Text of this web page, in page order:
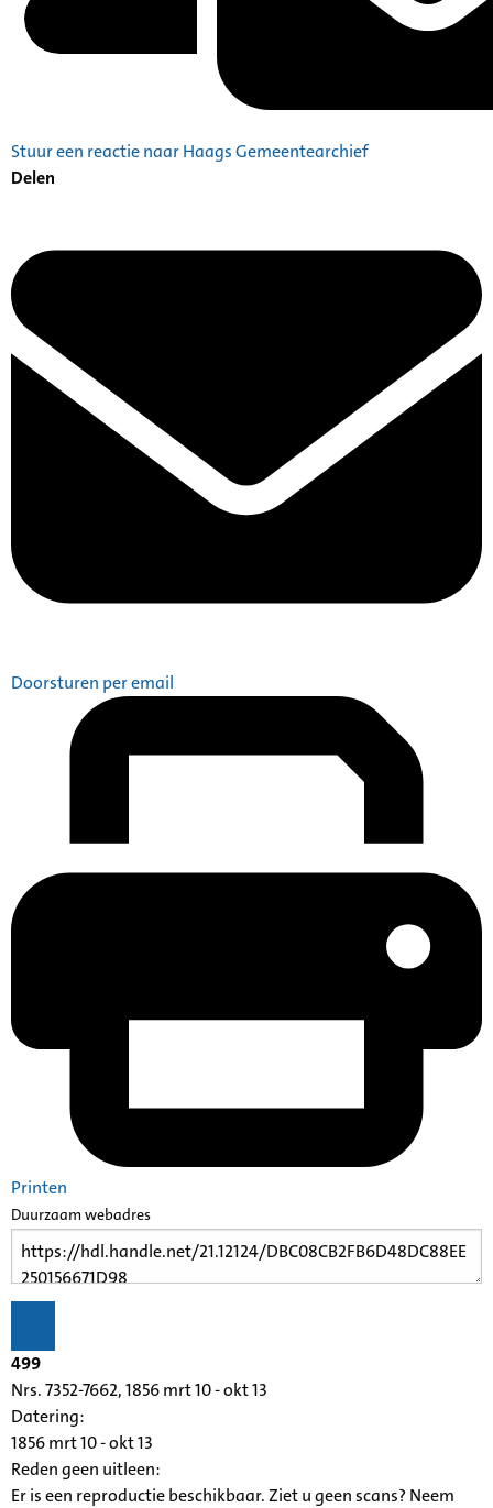
Stuur een reactie naar Haags Gemeentearchief
Delen
Doorsturen per email
Printen
Duurzaam webadres
499
Nrs. 7352-7662, 1856 mrt 10 - okt 13
Datering:
1856 mrt 10 - okt 13
Reden geen uitleen:
Er is een reproductie beschikbaar. Ziet u geen scans? Neem